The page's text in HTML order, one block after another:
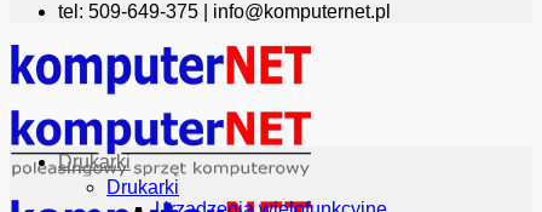
tel: 509-649-375 | info@komputernet.pl
Drukarki
Drukarki